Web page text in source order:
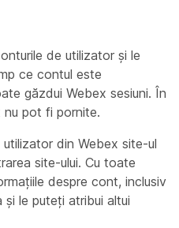
de utilizator și le
ce contul este
găzdui Webex sesiuni. În
nu pot fi pornite.
din Webex site-ul
site-ului. Cu toate
despre cont, inclusiv
și le puteți atribui altui